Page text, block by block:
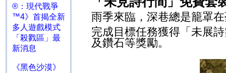
®：現代戰爭
™4》首揭全新
多人遊戲模式
「殺戮區」最
新消息
《黑色沙漠》
雨季來臨，深巷總是籠罩
完成目標任務獲得「未展
及鑽石等獎勵。